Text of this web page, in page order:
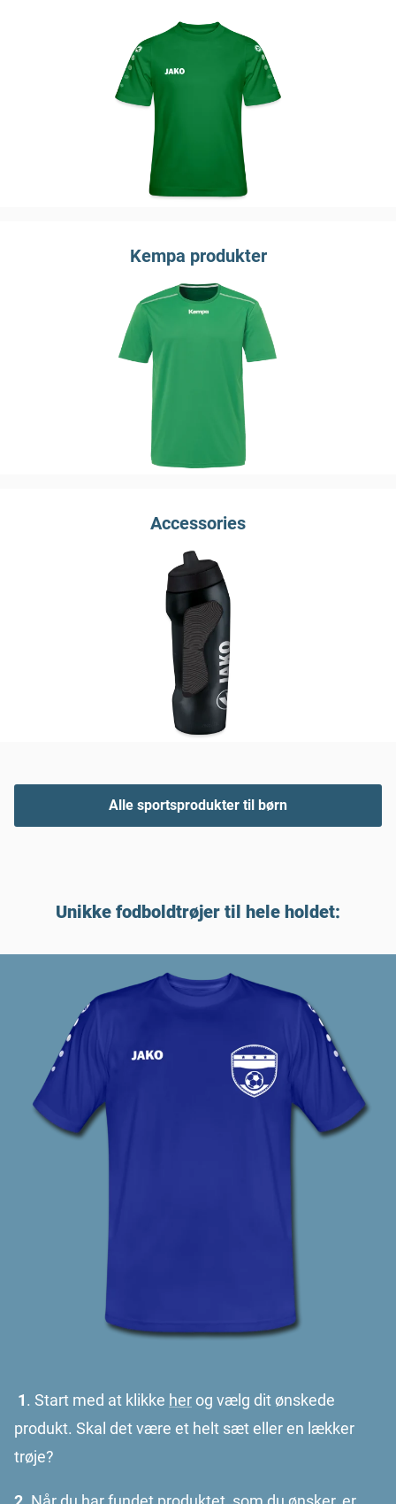
Kempa produkter
Accessories
Alle sportsprodukter til børn
Unikke fodboldtrøjer til hele holdet:
1. Start med at klikke herog vælg dit ønskede
produkt. Skal det være et helt sæt eller en lækker
trøje?